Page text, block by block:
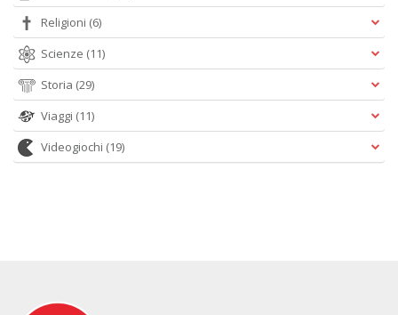
Religioni (6)
Scienze (11)
Storia (29)
Viaggi (11)
Videogiochi (19)